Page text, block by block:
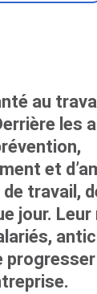
au
les
et
travail,
jour. Leur